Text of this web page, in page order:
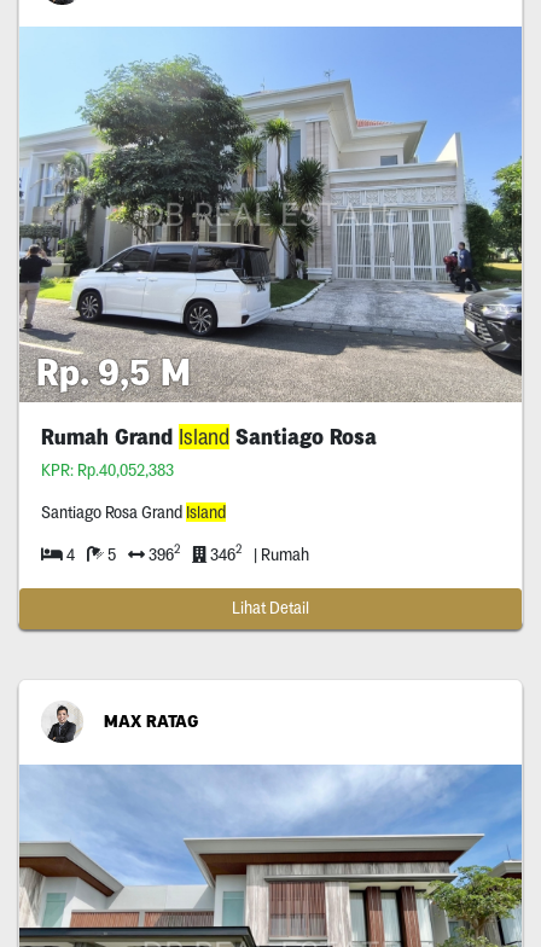
Rp. 9,5 M
Rumah Grand Island Santiago Rosa
KPR: Rp.40,052,383
Santiago Rosa Grand Island
4 5 3962 3462 | Rumah
Lihat Detail
MAX RATAG